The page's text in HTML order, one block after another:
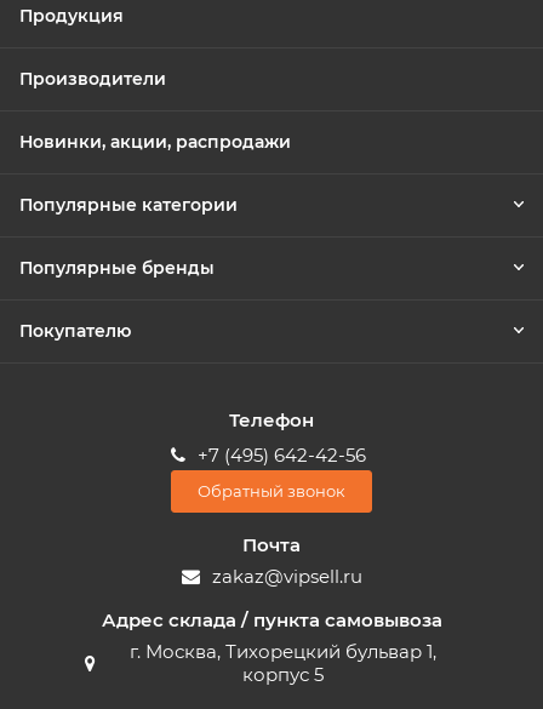
Продукция
Производители
Новинки, акции, распродажи
Популярные категории
Популярные бренды
Покупателю
Телефон
+7 (495) 642-42-56
Обратный звонок
Почта
zakaz@vipsell.ru
Адрес склада / пункта самовывоза
г. Москва, Тихорецкий бульвар 1,
корпус 5